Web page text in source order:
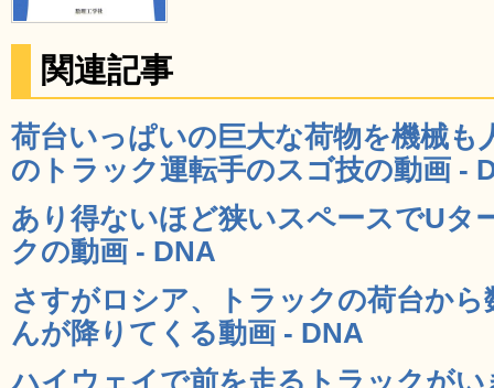
関連記事
荷台いっぱいの巨大な荷物を機械も
のトラック運転手のスゴ技の動画 -
あり得ないほど狭いスペースでUタ
クの動画 - DNA
さすがロシア、トラックの荷台か
んが降りてくる動画 - DNA
ハイウェイで前を走るトラックが